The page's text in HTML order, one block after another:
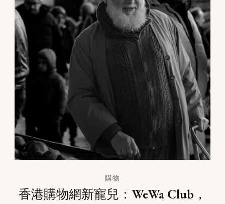
購物
香港購物網新寵兒：WeWa Club，